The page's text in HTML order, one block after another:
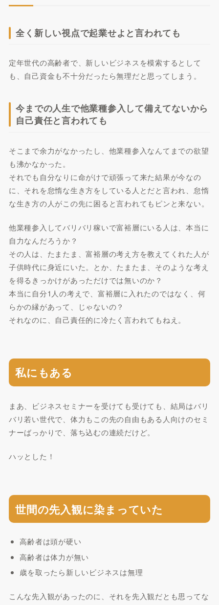
全く新しい視点で起業せよと言われても
定年世代の高齢者で、新しいビジネスを模索するとして
も、自己資金も不十分だったら無理だと思ってしまう。
今までの人生で他業種参入して備えてないから
自己責任と言われても
そこまで余力がなかったし、他業種参入なんてまでの欲望
も沸かなかった。
それでも自分なりに命がけで頑張って来た結果が今なの
に、それを怠惰な生き方をしている人とだと言われ、怠惰
な生き方の人がこの先に困ると言われてもピンと来ない。
他業種参入してバリバリ稼いで富裕層にいる人は、本当に
自力なんだろうか？
その人は、たまたま、富裕層の考え方を教えてくれた人が
子供時代に身近にいた。とか、たまたま、そのような考え
を得るきっかけがあっただけでは無いのか？
本当に自分1人の考えで、富裕層に入れたのではなく、何
らかの縁があって、じゃないの？
それなのに、自己責任的に冷たく言われてもねえ。
私にもある
まあ、ビジネスセミナーを受けても受けても、結局はバリ
バリ若い世代で、体力もこの先の自由もある人向けのセミ
ナーばっかりで、落ち込むの連続だけど。
ハッとした！
世間の先入観に染まっていた
高齢者は頭が硬い
高齢者は体力が無い
歳を取ったら新しいビジネスは無理
こんな先入観があったのに、それを先入観だとも思ってな